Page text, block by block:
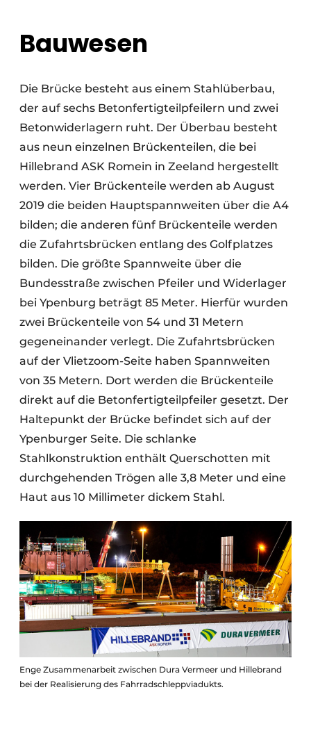
Bauwesen
Die Brücke besteht aus einem Stahlüberbau,
der auf sechs Betonfertigteilpfeilern und zwei
Betonwiderlagern ruht. Der Überbau besteht
aus neun einzelnen Brückenteilen, die bei
Hillebrand ASK Romein in Zeeland hergestellt
werden. Vier Brückenteile werden ab August
2019 die beiden Hauptspannweiten über die A4
bilden; die anderen fünf Brückenteile werden
die Zufahrtsbrücken entlang des Golfplatzes
bilden. Die größte Spannweite über die
Bundesstraße zwischen Pfeiler und Widerlager
bei Ypenburg beträgt 85 Meter. Hierfür wurden
zwei Brückenteile von 54 und 31 Metern
gegeneinander verlegt. Die Zufahrtsbrücken
auf der Vlietzoom-Seite haben Spannweiten
von 35 Metern. Dort werden die Brückenteile
direkt auf die Betonfertigteilpfeiler gesetzt. Der
Haltepunkt der Brücke befindet sich auf der
Ypenburger Seite. Die schlanke
Stahlkonstruktion enthält Querschotten mit
durchgehenden Trögen alle 3,8 Meter und eine
Haut aus 10 Millimeter dickem Stahl.
Enge Zusammenarbeit zwischen Dura Vermeer und Hillebrand
bei der Realisierung des Fahrradschleppviadukts.